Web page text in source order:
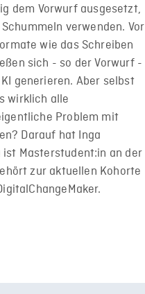
dem Vorwurf ausgesetzt,
verwenden. Vor
wie das Schreiben
sich - so der Vorwurf -
generieren. Aber selbst
wirklich alle
Problem mit
Darauf hat Inga
Masterstudent:in an der
zur aktuellen Kohorte